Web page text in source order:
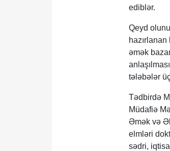
ediblər.
Qeyd
əmək
tələbələr
Tədbirdə
Müdafiə
Əmək və
elmləri
sədri,